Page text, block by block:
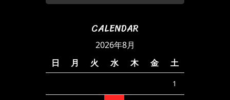
CALENDAR
2026年8月
日
月 火 水 木 金 土
1